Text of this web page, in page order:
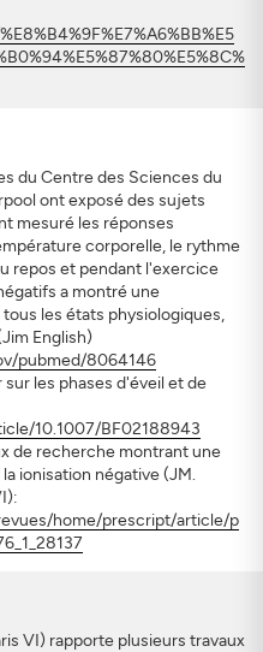
du Centre des Sciences du
ont exposé des sujets
mesuré les réponses
corporelle, le rythme
repos et pendant l'exercice
a montré une
les états physiologiques,
English)
pubmed/8064146
les phases d'éveil et de
10.1007/BF02188943
de recherche montrant une
ionisation négative (JM.
home/prescript/article/p
VI) rapporte plusieurs travaux